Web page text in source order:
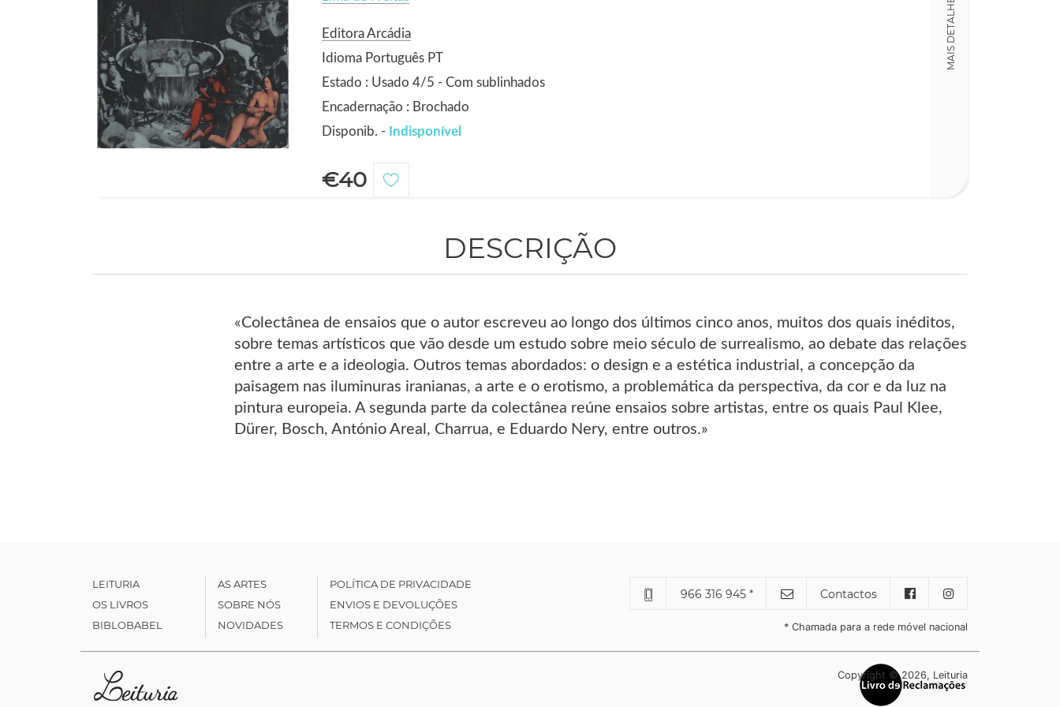
Editora Arcádia
Idioma Português PT
Estado : Usado 4/5 - Com sublinhados
Encadernação : Brochado
Disponib. - Indisponível
€40
MAIS DETALHES
DESCRIÇÃO
«Colectânea de ensaios que o autor escreveu ao longo dos últimos cinco anos, muitos dos quais inéditos,
sobre temas artísticos que vão desde um estudo sobre meio século de surrealismo, ao debate das relações
entre a arte e a ideologia. Outros temas abordados: o design e a estética industrial, a concepção da
paisagem nas iluminuras iranianas, a arte e o erotismo, a problemática da perspectiva, da cor e da luz na
pintura europeia. A segunda parte da colectânea reúne ensaios sobre artistas, entre os quais Paul Klee,
Dürer, Bosch, António Areal, Charrua, e Eduardo Nery, entre outros.»
LEITURIA
OS LIVROS
BIBLOBABEL
AS ARTES
SOBRE NÓS
NOVIDADES
POLÍTICA DE PRIVACIDADE
ENVIOS E DEVOLUÇÕES
TERMOS E CONDIÇÕES
966 316 945 * Contactos
* Chamada para a rede móvel nacional
Copyright © 2026, Leituria